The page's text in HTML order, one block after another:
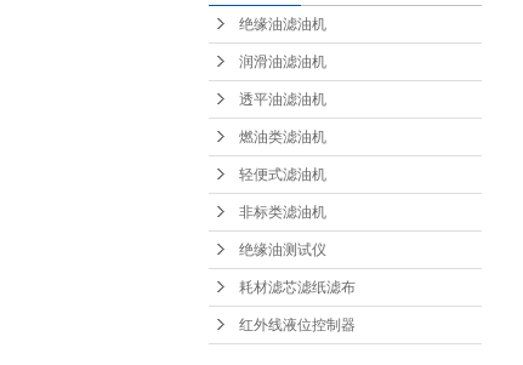
绝缘油滤油机
润滑油滤油机
透平油滤油机
燃油类滤油机
轻便式滤油机
非标类滤油机
绝缘油测试仪
耗材滤芯滤纸滤布
红外线液位控制器